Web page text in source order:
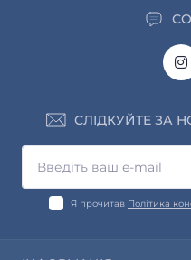
СЛІДКУЙТЕ ЗА
Я прочитав Політика